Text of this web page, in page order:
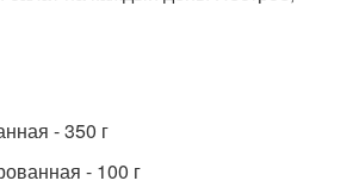
- 350 г
- 100 г